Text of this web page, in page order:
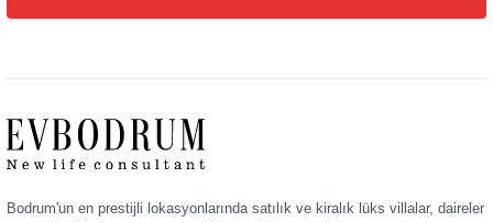
Bodrum'un en prestijli lokasyonlarında satılık ve kiralık lüks villalar, daireler